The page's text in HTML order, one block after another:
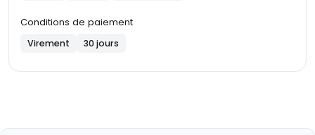
Conditions de paiement
Virement 30 jours